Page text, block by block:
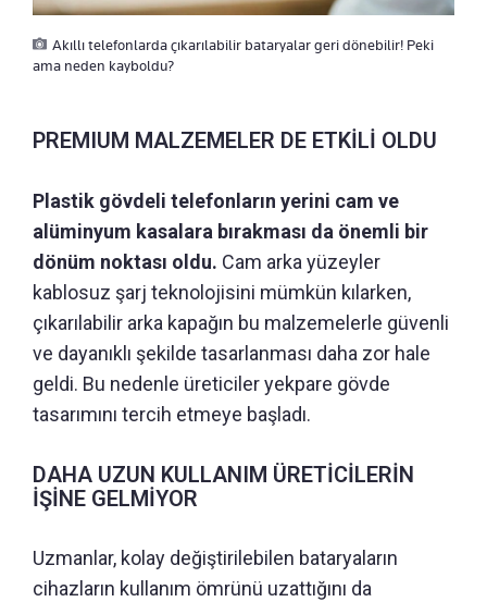
Akıllı telefonlarda çıkarılabilir bataryalar geri dönebilir! Peki
ama neden kayboldu?
PREMIUM MALZEMELER DE ETKİLİ OLDU
Plastik gövdeli telefonların yerini cam ve
alüminyum kasalara bırakması da önemli bir
dönüm noktası oldu. Cam arka yüzeyler
kablosuz şarj teknolojisini mümkün kılarken,
çıkarılabilir arka kapağın bu malzemelerle güvenli
ve dayanıklı şekilde tasarlanması daha zor hale
geldi. Bu nedenle üreticiler yekpare gövde
tasarımını tercih etmeye başladı.
DAHA UZUN KULLANIM ÜRETİCİLERİN
İŞİNE GELMİYOR
Uzmanlar, kolay değiştirilebilen bataryaların
cihazların kullanım ömrünü uzattığını da